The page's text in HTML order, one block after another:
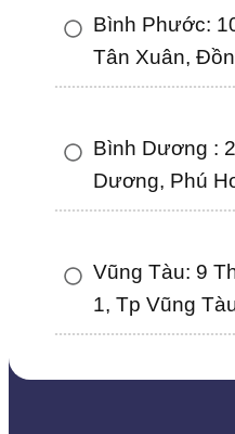
Bình Phước:
Tân Xuân,
Bình Dương :
Dương, Phú
Vũng Tàu: 9
1, Tp Vũng